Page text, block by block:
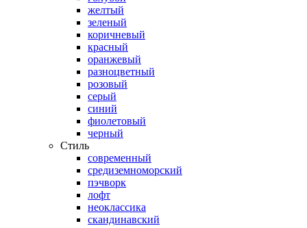
желтый
зеленый
коричневый
красный
оранжевый
разноцветный
розовый
серый
синий
фиолетовый
черный
Стиль
современный
средиземноморский
пэчворк
лофт
неоклассика
скандинавский